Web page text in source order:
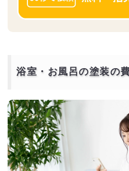
浴室・お風呂の塗装の